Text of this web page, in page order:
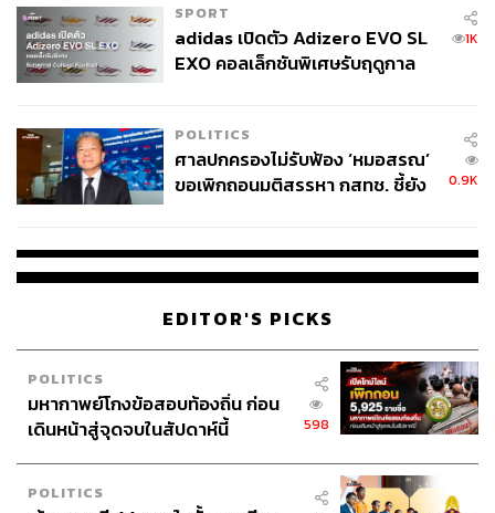
นอกจากนั้น ยังมีการแสดงนวัตกรรมและเทคโนโลยีด้าน
LegalTech, RegTech และ GovTech จากผู้ประกอบการภาค
OCS Symposium 2026 จึงไม่ได้เป็นแค่เวทีเสวนา แต่เป็น
SPORT
adidas เปิดตัว Adizero EVO SL
EXO คอลเล็กชันพิเศษรับฤดูกาล
1K
POLITICS
ศาลปกครองไม่รับฟ้อง ‘หมอสรณ’
ขอเพิกถอนมติสรรหา กสทช. ชี้ยัง
0.9K
EDITOR'S PICKS
POLITICS
มหากาพย์โกงข้อสอบท้องถิ่น ก่อน
เดินหน้าสู่จุดจบในสัปดาห์นี้
598
POLITICS